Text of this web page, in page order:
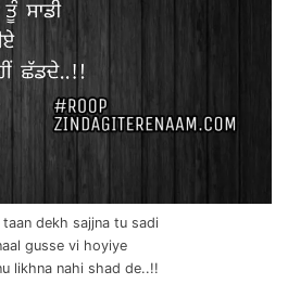
dekh sajjna tu sadi
gusse vi hoyiye
likhna nahi shad de..!!